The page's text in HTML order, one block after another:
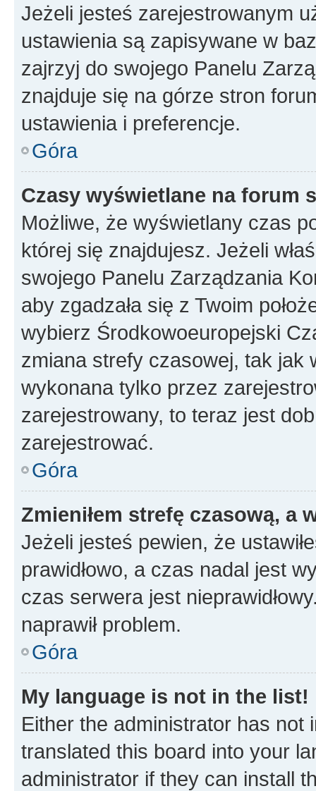
Jeżeli jesteś zarejestrowanym
ustawienia są zapisywane w
zajrzyj do swojego Panelu
znajduje się na górze stron
ustawienia i preferencje.
Góra
Czasy wyświetlane na forum
Możliwe, że wyświetlany czas
której się znajdujesz. Jeżeli
swojego Panelu Zarządzania
aby zgadzała się z Twoim
wybierz Środkowoeuropejski
zmiana strefy czasowej, tak jak
wykonana tylko przez
zarejestrowany, to teraz jest
zarejestrować.
Góra
Zmieniłem strefę czasową, a
Jeżeli jesteś pewien, że
prawidłowo, a czas nadal jest
czas serwera jest
naprawił problem.
Góra
My language is not in the list!
Either the administrator has not
translated this board into your
administrator if they can install